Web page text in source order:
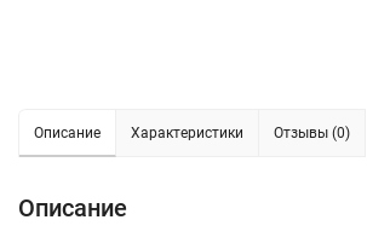
Описание Характеристики Отзывы (0)
Описание